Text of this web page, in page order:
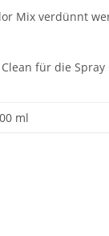
Mix verdünnt
für die Spray
ml